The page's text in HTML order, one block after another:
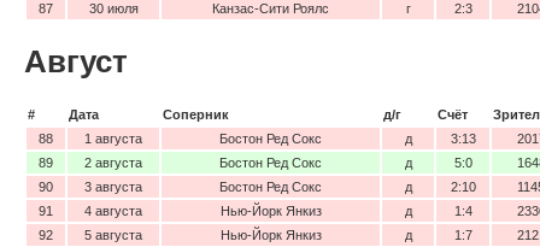
87
30 июля Канзас-Сити Роялс г 2:3
Август
# Дата Соперник д/г Счёт
88
1 августа Бостон Ред Сокс д 3:13
89
2 августа Бостон Ред Сокс д 5:0
90
3 августа Бостон Ред Сокс д 2:10
91
4 августа Нью-Йорк Янкиз д 1:4
92
5 августа Нью-Йорк Янкиз д 1:7